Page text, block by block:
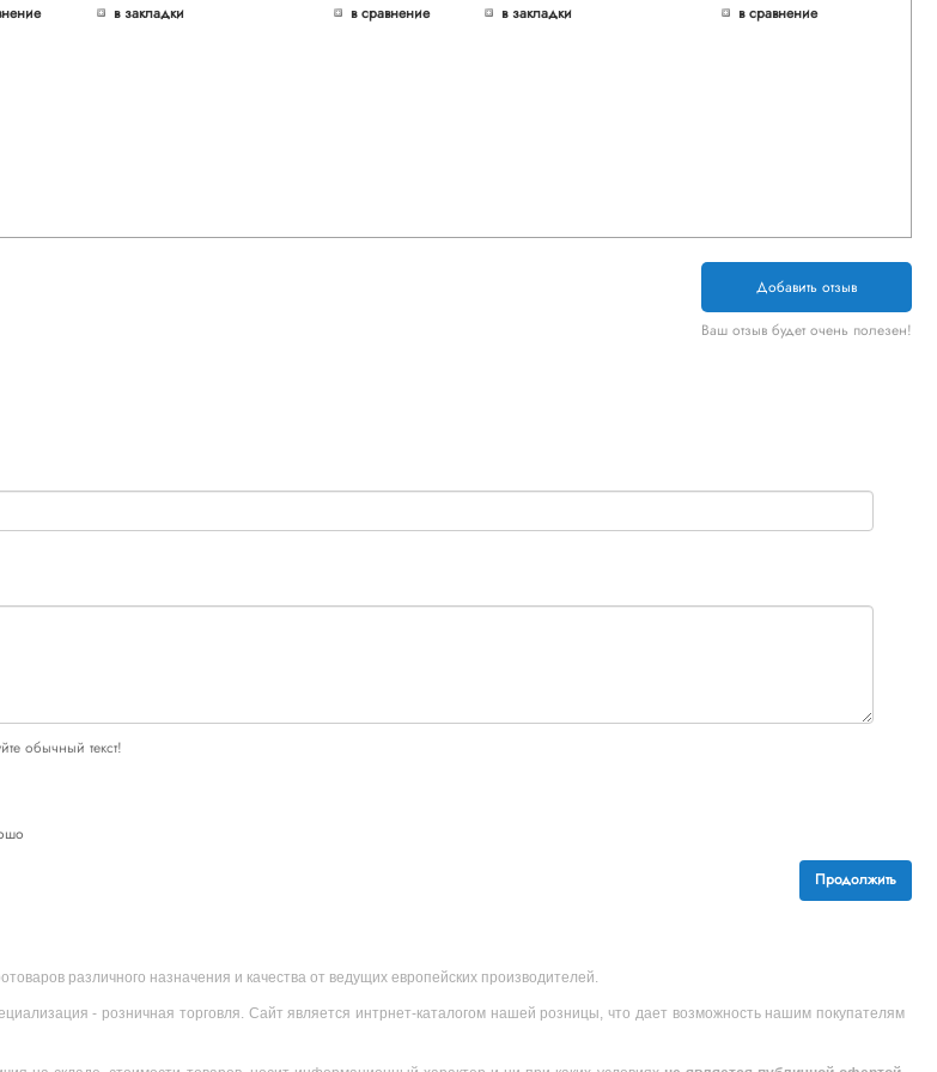
в закладки
в сравнение
в закладки
в сравнение
Добавить отзыв
Ваш отзыв будет очень полезен!
обычный текст!
Продолжить
различного назначения и качества от ведущих европейских производителей.
- розничная торговля. Сайт является интрнет-каталогом нашей розницы, что дает возможность нашим покупателям